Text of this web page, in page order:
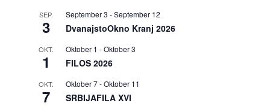
SEP.
3
September 3 -September 12
DvanajstoOkno Kranj 2026
OKT.
1
Oktober 1 -Oktober 3
FILOS 2026
OKT.
7
Oktober 7-Oktober 11
SRBIJAFILA XVI